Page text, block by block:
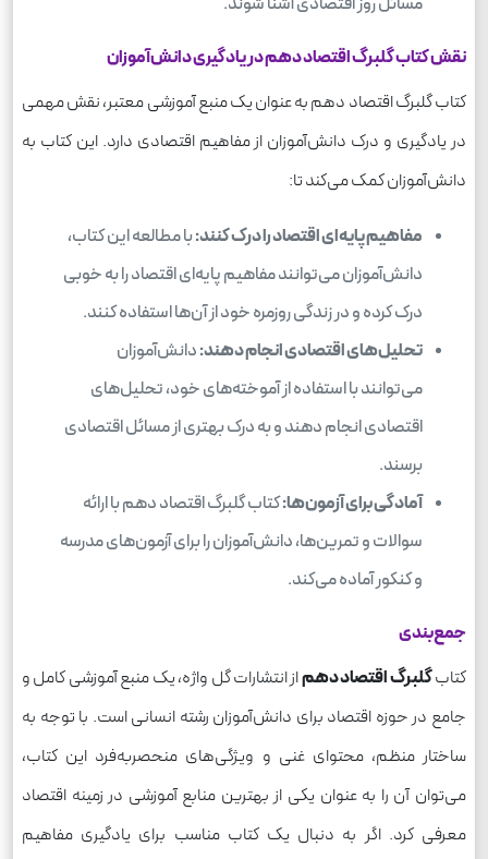
نقش کتاب گلبرگ اقتصاد دهم در یادگیری دانش‌آموزان
کتاب گلبرگ اقتصاد دهم به عنوان یک منبع آموزشی معتبر، نقش مهمی
در یادگیری و درک دانش‌آموزان از مفاهیم اقتصادی دارد. این کتاب به
دانش‌آموزان کمک می‌کند تا:
مفاهیم پایه‌ای اقتصاد را درک کنند:با مطالعه این کتاب،
دانش‌آموزان می‌توانند مفاهیم پایه‌ای اقتصاد را به خوبی
درک کرده و در زندگی روزمره خود از آن‌ها استفاده کنند.
تحلیل‌های اقتصادی انجام دهند:دانش‌آموزان
می‌توانند با استفاده از آموخته‌های خود، تحلیل‌های
اقتصادی انجام دهند و به درک بهتری از مسائل اقتصادی
برسند.
آمادگی برای آزمون‌ها:کتاب گلبرگ اقتصاد دهم با ارائه
سوالات و تمرین‌ها، دانش‌آموزان را برای آزمون‌های مدرسه
و کنکور آماده می‌کند.
جمع‌بندی
کتابگلبرگ اقتصاد دهماز انتشارات گل واژه، یک منبع آموزشی کامل و
جامع در حوزه اقتصاد برای دانش‌آموزان رشته انسانی است. با توجه به
ساختار منظم، محتوای غنی و ویژگی‌های منحصربه‌فرد این کتاب،
می‌توان آن را به عنوان یکی از بهترین منابع آموزشی در زمینه اقتصاد
معرفی کرد. اگر به دنبال یک کتاب مناسب برای یادگیری مفاهیم